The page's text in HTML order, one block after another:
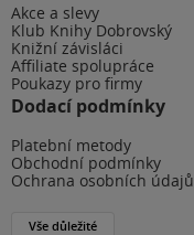
Akce a slevy
Klub Knihy Dobrovský
Knižní závisláci
Affiliate spolupráce
Poukazy pro firmy
Dodací podmínky
Platební metody
Obchodní podmínky
Ochrana osobních údajů
Vše důležité